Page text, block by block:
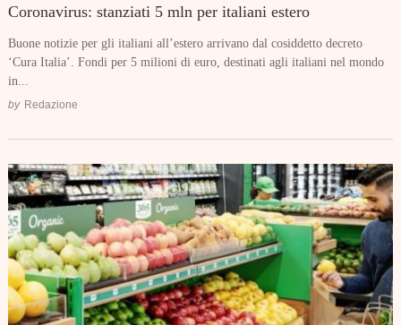
Coronavirus: stanziati 5 mln per italiani estero
Buone notizie per gli italiani all’estero arrivano dal cosiddetto decreto
‘Cura Italia’. Fondi per 5 milioni di euro, destinati agli italiani nel mondo
in...
by Redazione